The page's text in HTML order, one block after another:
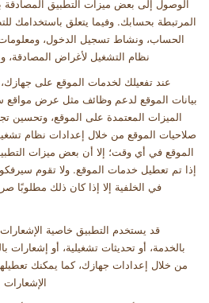
الوصول إلى بعض ميزات التطبيق المصادقة
المرتبطة بحسابك. وفيما يتعلق باستخدامك
الحساب، ونشاط تسجيل الدخول، ومعلومات
نظام التشغيل لأغراض المصادقة،
عند تفعيلك لخدمات الموقع على
بيانات الموقع لدعم وظائف مثل عرض مواقع
الميزات المعتمدة على الموقع، وتحسين
صلاحيات الموقع من خلال إعدادات نظام
الموقع في أي وقت؛ إلا أن بعض ميزات
إذا تم تعطيل خدمات الموقع. ولا تقوم
في الخلفية إلا إذا كان ذلك مطلوبًا
قد يستخدم التطبيق خاصية الإشعارات
بالخدمة، أو تحديثات تشغيلية، أو إشعارات
من خلال إعدادات جهازك، كما يمكنك